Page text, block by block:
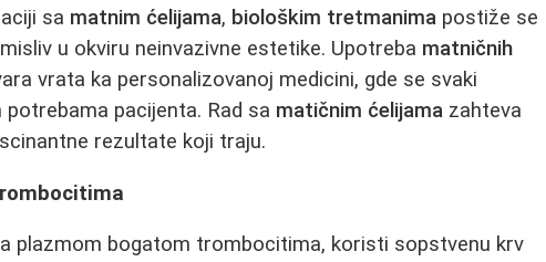
sa matnim ćelijama, biološkim tretmanima postiže se
u okviru neinvazivne estetike. Upotreba matničnih
vrata ka personalizovanoj medicini, gde se svaki
pacijenta. Rad sa matičnim ćelijama zahteva
rezultate koji traju.
plazmom bogatom trombocitima, koristi sopstvenu krv